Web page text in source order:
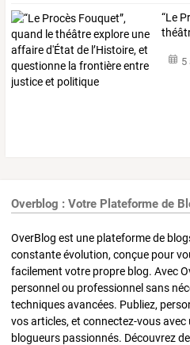
“Le
5
Overblog : Votre Plateforme de
OverBlog est une plateforme de
constante évolution, conçue pour
facilement votre propre blog. Avec
personnel ou professionnel sans
techniques avancées. Publiez,
vos articles, et connectez-vous
blogueurs passionnés. Découvrez